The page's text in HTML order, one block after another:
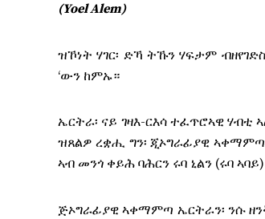
(Yoel Alem)
ዝኾነት ሃገር፡ ድኻ ትኹን ሃፍታም
‘ውን ከምኡ።
ኤርትራ፡ ናይ ገዛእ-ርእሳ ተፈጥሮኣዊ
ዝጸልዎ ረቋሒ ግን፡ ጂኦግራፊያዊ
ኣብ መንጎ ቀይሕ ባሕርን ሩባ ኒልን (ሩባ
ጅኦግራፊያዊ ኣቀማምጣ ኤርትራን፡ ንሱ